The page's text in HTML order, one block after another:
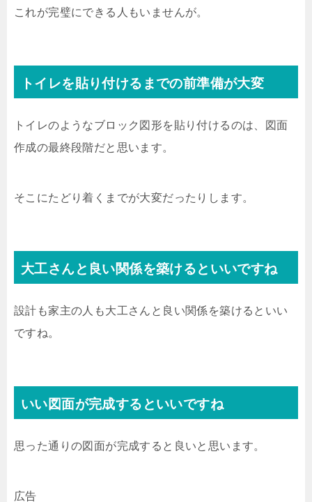
これが完璧にできる人もいませんが。
トイレを貼り付けるまでの前準備が大変
トイレのようなブロック図形を貼り付けるのは、図面
作成の最終段階だと思います。
そこにたどり着くまでが大変だったりします。
大工さんと良い関係を築けるといいですね
設計も家主の人も大工さんと良い関係を築けるといい
ですね。
いい図面が完成するといいですね
思った通りの図面が完成すると良いと思います。
広告